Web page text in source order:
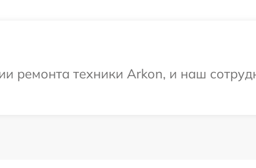
ремонта техники Arkon, и наш